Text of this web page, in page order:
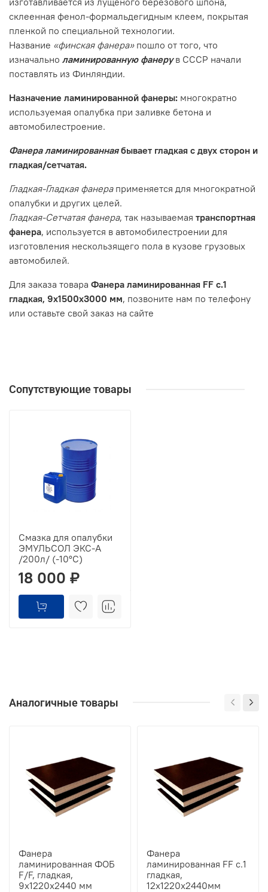
склеенная фенол-формальдегидным клеем, покрытая
пленкой по специальной технологии.
Название «финская фанера»пошло от того, что
изначально ламинированную фанерув СССР начали
поставлять из Финляндии.
Назначение ламинированной фанеры: многократно
используемая опалубка при заливке бетона и
автомобилестроение.
Фанера ламинированнаябывает гладкая с двух сторон и
гладкая/сетчатая.
Гладкая-Гладкая фанераприменяется для многократной
опалубки и других целей.
Гладкая-Сетчатая фанера, так называемая транспортная
фанера, используется в автомобилестроении для
изготовления нескользящего пола в кузове грузовых
автомобилей.
Для заказа товара Фанера ламинированная FF с.1
гладкая, 9х1500х3000 мм, позвоните нам по телефону
или оставьте свой заказ на сайте
Сопутствующие товары
Смазка для опалубки
ЭМУЛЬСОЛ ЭКС-А
/200л/ (-10°C)
18 000 ₽
Аналогичные товары
Фанера
ламинированная ФОБ
F/F, гладкая,
9х1220х2440 мм
Фанера
ламинированная FF с.1
гладкая,
12х1220х2440мм